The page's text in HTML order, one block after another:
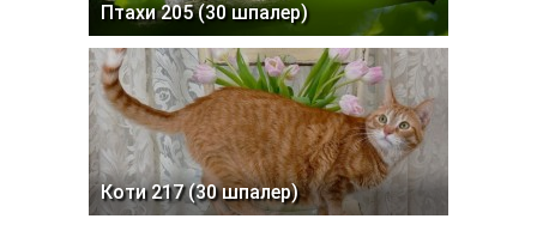
Птахи 205 (30 шпалер)
Коти 217 (30 шпалер)